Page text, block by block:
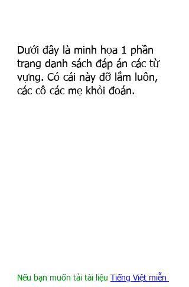
Dưới đây là minh họa 1 phần
trang danh sách đáp án các từ
vựng. Có cái này đỡ lắm luôn,
các cô các mẹ khỏi đoán.
Nếu bạn muốn tải tài liệu Tiếng Việt miễn